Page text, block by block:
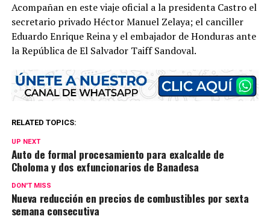
Acompañan en este viaje oficial a la presidenta Castro el
secretario privado Héctor Manuel Zelaya; el canciller
Eduardo Enrique Reina y el embajador de Honduras ante
la República de El Salvador Taiff Sandoval.
RELATED TOPICS:
UP NEXT
Auto de formal procesamiento para exalcalde de
Choloma y dos exfuncionarios de Banadesa
DON'T MISS
Nueva reducción en precios de combustibles por sexta
semana consecutiva